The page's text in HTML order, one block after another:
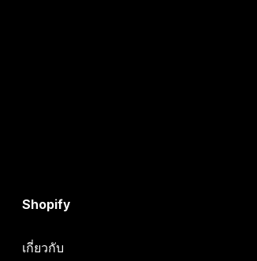
Shopify
เกี่ยวกับ